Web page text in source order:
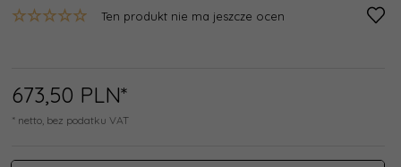
Ten produkt nie ma jeszcze ocen
673,50 PLN*
* netto, bez podatku VAT